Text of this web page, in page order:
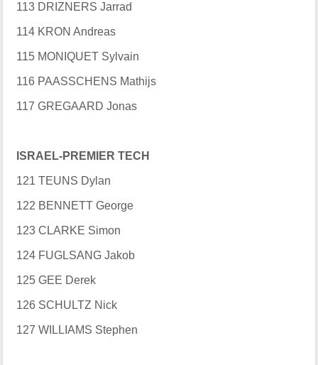
113 DRIZNERS Jarrad
114 KRON Andreas
115 MONIQUET Sylvain
116 PAASSCHENS Mathijs
117 GREGAARD Jonas
ISRAEL-PREMIER TECH
121 TEUNS Dylan
122 BENNETT George
123 CLARKE Simon
124 FUGLSANG Jakob
125 GEE Derek
126 SCHULTZ Nick
127 WILLIAMS Stephen